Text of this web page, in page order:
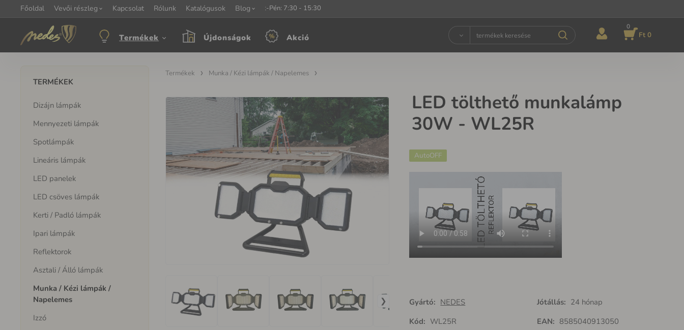
Főoldal Vevői részleg Kapcsolat Rólunk Katalógusok Blog
Információ:objednavkacz@nedes.sk Kapcsolat:+421 907 263 473Munkaidő: Hét-Pén: 7:30 - 15:30
Termékek Újdonságok Akció
0
Ft 0
TERMÉKEK
Dizájn lámpák
Mennyezeti lámpák
Spotlámpák
Lineáris lámpák
LED panelek
LED csöves lámpák
Kerti / Padló lámpák
Ipari lámpák
Reflektorok
Asztali / Álló lámpák
Munka / Kézi lámpák /
Napelemes
Izzó
Termékek Munka / Kézi lámpák / Napelemes
LED tölthető munkalámp
30W - WL25R
AutoOFF
Gyártó: NEDES Jótállás: 24 hónap
Kód: WL25R EAN: 8585040913050